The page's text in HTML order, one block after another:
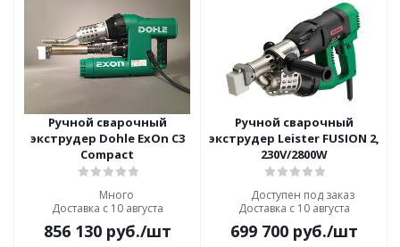
Ручной сварочный
экструдер Dohle ExOn С3
Compact
Много
Доставка с 10 августа
856 130руб./шт
Ручной сварочный
экструдер Leister FUSION 2,
230V/2800W
Доступен под заказ
Доставка с 10 августа
699 700руб./шт